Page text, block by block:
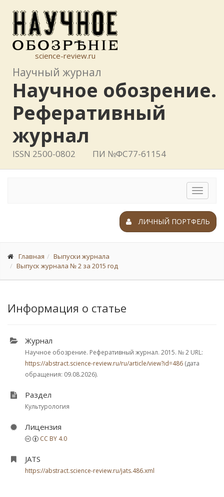
science-review.ru
Научный журнал
Научное обозрение.
Реферативный
журнал
ISSN 2500-0802 ПИ №ФС77-61154
Toggle
ЛИЧНЫЙ ПОРТФЕЛЬ
Главная
Выпуски журнала
Выпуск журнала № 2 за 2015 год
Информация о статье
Журнал
Научное обозрение. Реферативный журнал. 2015. № 2 URL:
https://abstract.science-review.ru/ru/article/view?id=486 (дата
обращения: 09.08.2026).
Раздел
Культурология
Лицензия
CC BY 4.0
JATS
https://abstract.science-review.ru/jats.486.xml